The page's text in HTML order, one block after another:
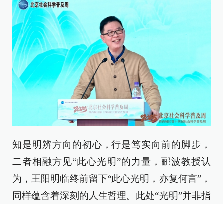
知是明辨方向的初心，行是笃实向前的脚步，
二者相融方见“此心光明”的力量，郦波教授认
为，王阳明临终前留下“此心光明，亦复何言”，
同样蕴含着深刻的人生哲理。此处“光明”并非指